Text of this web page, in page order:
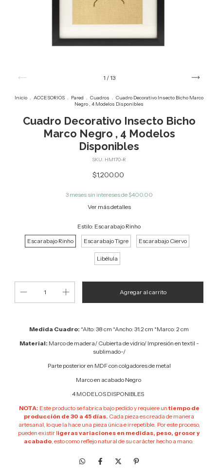
1 /13
Inicio . ACCESORIOS . Pared . Cuadros . Cuadro Decorativo Insecto Bicho Marco
Negro , 4 Modelos Disponibles
Cuadro Decorativo Insecto Bicho
Marco Negro , 4 Modelos
Disponibles
SKU: HM170-R
$1,200.00
3 meses sin intereses de $400.00
Ver más detalles
Estilo: Escarabajo Rinho
Escarabajo Rinho
Escarabajo Tigre Escarabajo Ciervo
Libélula
Medida Cuadro: *Alto: 38 cm *Ancho: 31.2 cm *Marco: 2 cm
Material: Marco de madera/ Cubierta de vidrio/ Impresión en textil -
sublimado-/
Parte posterior en MDF con colgadores de metal
Marco en acabado Negro
4 MODELOS DISPONIBLES
NOTA: Este producto se fabrica bajo pedido y requiere untiempo de
producción de 30 a 45 días. Cada pieza es creada de manera
artesanal, lo que la hace una pieza única e irrepetible. Por este proceso,
pueden existir ligeras variaciones en medidas, peso, grosor y
acabado, esto como reflejo natural de su carácter hecho a mano.